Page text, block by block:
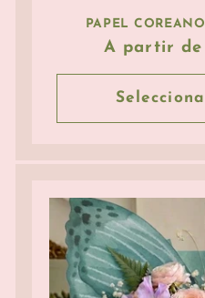
PAPEL
Precio
habitual
A partir de